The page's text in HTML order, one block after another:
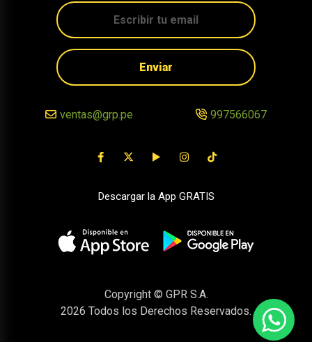
Enviar
ventas@grp.pe 997566067
Descargar la App GRATIS
Copyright © GPR S.A.
2026 Todos los Derechos Reservados.